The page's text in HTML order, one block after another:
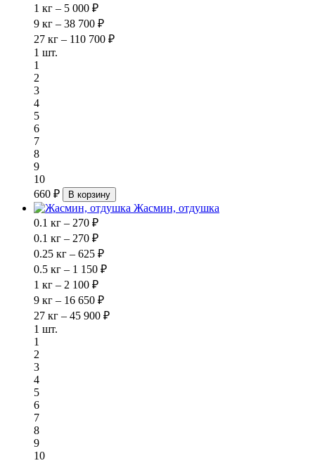
1 кг – 5 000 ₽
9 кг – 38 700 ₽
27 кг – 110 700 ₽
1 шт.
1
2
3
4
5
6
7
8
9
10
660 ₽
В корзину
Жасмин, отдушка
0.1 кг – 270 ₽
0.1 кг – 270 ₽
0.25 кг – 625 ₽
0.5 кг – 1 150 ₽
1 кг – 2 100 ₽
9 кг – 16 650 ₽
27 кг – 45 900 ₽
1 шт.
1
2
3
4
5
6
7
8
9
10